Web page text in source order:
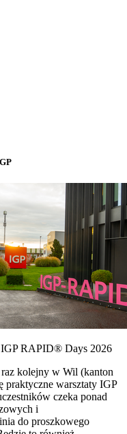
RAPID® Days 2026
kolejny w Wil (kanton
praktyczne warsztaty IGP
czeka ponad
i
do proszkowego